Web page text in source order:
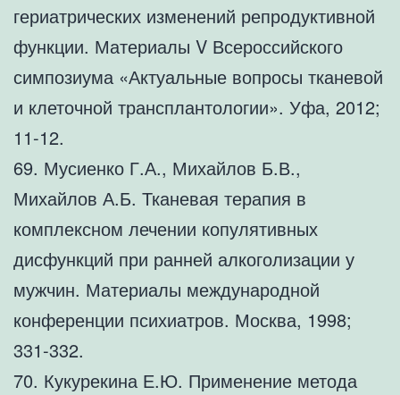
гериатрических изменений репродуктивной
функции. Материалы V Всероссийского
симпозиума «Актуальные вопросы тканевой
и клеточной трансплантологии». Уфа, 2012;
11-12.
69. Мусиенко Г.А., Михайлов Б.В.,
Михайлов А.Б. Тканевая терапия в
комплексном лечении копулятивных
дисфункций при ранней алкоголизации у
мужчин. Материалы международной
конференции психиатров. Москва, 1998;
331-332.
70. Кукурекина Е.Ю. Применение метода